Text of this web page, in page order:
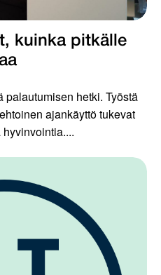
kuinka pitkälle
palautumisen hetki. Työstä
ajankäyttö tukevat